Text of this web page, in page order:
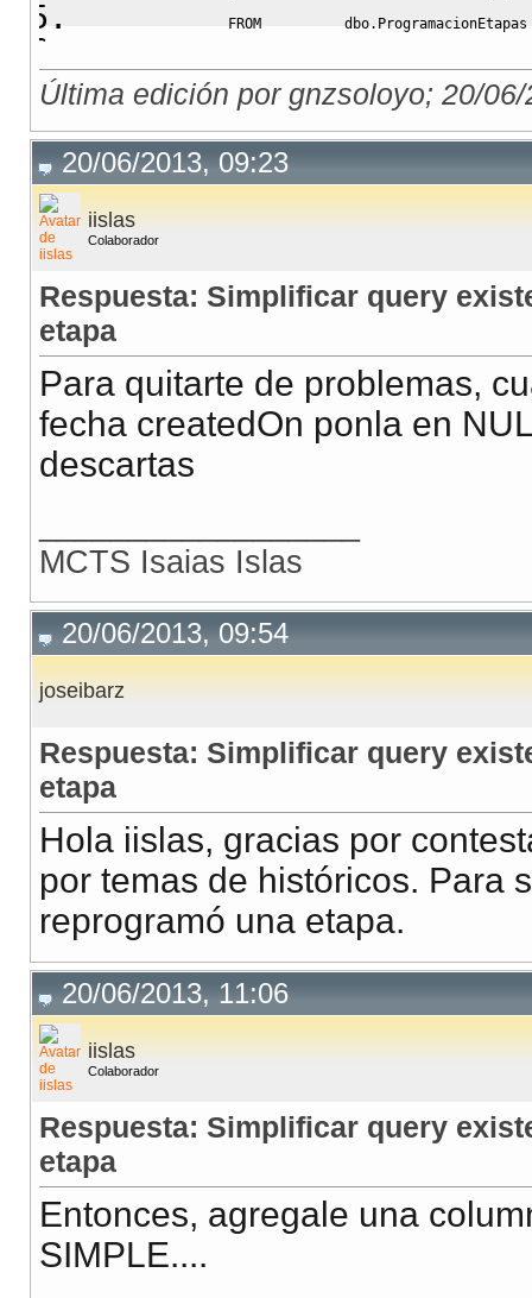
FROM dbo . ProgramacionEtapas
ON p.etapa = s.etapa AND p. createdOn = s.
Última edición por gnzsoloyo; 20/
20/06/2013, 09:23
iislas
Colaborador
Respuesta: Simplificar query
etapa
Para quitarte de problemas,
fecha createdOn ponla en
descartas
MCTS Isaias Islas
20/06/2013, 09:54
joseibarz
Respuesta: Simplificar query
etapa
Hola iislas, gracias por
por temas de históricos. Para
reprogramó una etapa.
20/06/2013, 11:06
iislas
Colaborador
Respuesta: Simplificar query
etapa
Entonces, agregale una
SIMPLE....